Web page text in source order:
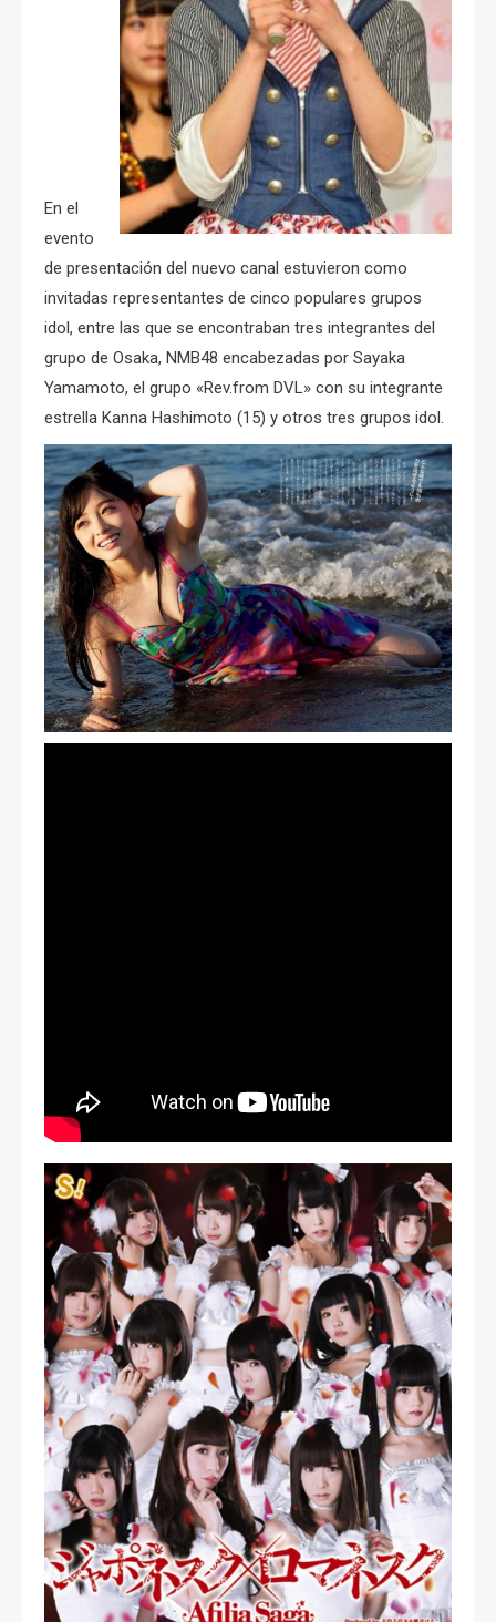
En el
evento
de presentación del nuevo canal estuvieron como
invitadas representantes de cinco populares grupos
idol, entre las que se encontraban tres integrantes del
grupo de Osaka, NMB48 encabezadas por Sayaka
Yamamoto, el grupo «Rev.from DVL» con su integrante
estrella Kanna Hashimoto (15) y otros tres grupos idol.